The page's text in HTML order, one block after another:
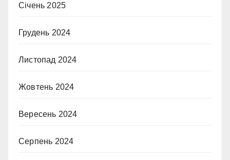
Січень 2025
Грудень 2024
Листопад 2024
Жовтень 2024
Вересень 2024
Серпень 2024